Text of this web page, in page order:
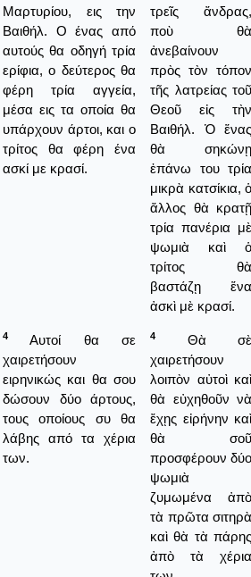
Μαρτυρίου, εις την
Βαιθήλ. Ο ένας από
αυτούς θα οδηγή τρία
ερίφια, ο δεύτερος θα
φέρη τρία αγγεία,
μέσα εις τα οποία θα
υπάρχουν άρτοι, και ο
τρίτος θα φέρη ένα
ασκί με κρασί.
τρεῖς ἄνδρας,
ποὺ θὰ
ἀνεβαίνουν
πρὸς τὸν τόπον
τῆς λατρείας τοῦ
Θεοῦ εἰς τὴν
Βαιθήλ. Ὁ ἕνας
θὰ σηκώνῃ
ἐπάνω του τρία
μικρὰ κατσίκια, ὁ
ἄλλος θὰ κρατῇ
τρία πανέρια μὲ
ψωμιὰ καὶ ὁ
τρίτος θὰ
βαστάζῃ ἕνα
ἀσκὶ μὲ κρασί.
4
Αυτοί θα σε
χαιρετήσουν
ειρηνικώς και θα σου
δώσουν δύο άρτους,
τους οποίους συ θα
λάβης από τα χέρια
των.
4
Θὰ σὲ
χαιρετήσουν
λοιπὸν αὐτοὶ καὶ
θὰ εὐχηθοῦν νὰ
ἔχῃς εἰρήνην καὶ
θὰ σοῦ
προσφέρουν δύο
ψωμιὰ
ζυμωμένα ἀπὸ
τὰ πρῶτα σιτηρὰ
καὶ θὰ τὰ πάρης
ἀπὸ τὰ χέρια